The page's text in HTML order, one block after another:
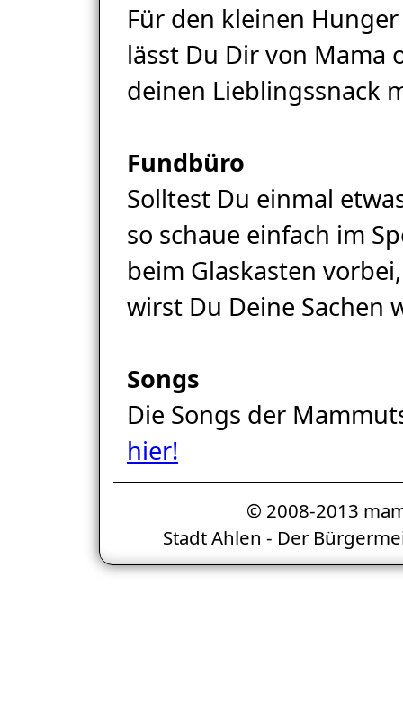
Für den kleinen
lässt Du Dir von Mama
deinen Lieblingssnack
Fundbüro
Solltest Du einmal
so schaue einfach im
beim Glaskasten
wirst Du Deine Sachen
Songs
Die Songs der
hier!
© 2008-2013
Stadt Ahlen - Der